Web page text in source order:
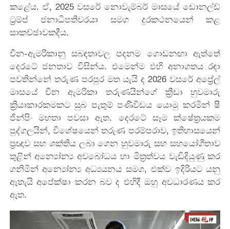
කළේය. ඒ, 2025 වසරේ නොවැම්බර් මාසයේ ඩොනල්ඩ්
ට්‍රම්ප් ජනාධිපතිවරයා සමග දුරකථනයෙන් කළ
සාකච්ඡාවකදීය.
චීන-ඇමරිකානු සබඳතාවල පදනම ගොඩනඟා ඇත්තේ
දෙරටේ ජනතාව විසින්ය. එමෙන්ම එහි අනාගතය රඳා
පවතින්නේ තරුණ පරපුර මත යැයි ද 2026 වසරේ අප්‍රේල්
මාසයේ චීන ඇමරිකා තරුණයින්ගේ ක්‍රීඩා හුවමාරු
ක්‍රියාකාරකමකට සුබ පැතුම් පණිවිඩය යොමු කරමින් ෂී
ජින්පිං මහතා පවසා ඇත. දෙරටේ සෑම ක්ෂේත්‍රයකම
පුද්ගලයින්, විශේෂයෙන් තරුණ පරම්පරාව, ඉතිහාසයෙන්
ප්‍රඥාව සහ ශක්තිය ලබා ගෙන හුවමාරු සහ සහයෝගීතාව
තුළින් අන්‍යෝන්‍ය අවබෝධය හා මිත්‍රත්වය වැඩිදියුණු කර
ගනිමින් අන්‍යෝන්‍ය අධ්‍යයනය සමග, එක්ව ඉදිරියට යනු
ඇතැයි අපේක්ෂා කරන බව ද එහිදී ඔහු අවධාරණය කර
ඇත.